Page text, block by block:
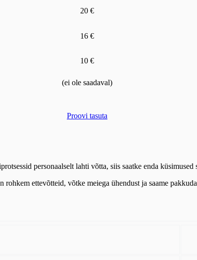
20 €
16 €
10 €
(ei ole saadaval)
Proovi tasuta
personaalselt lahti võtta, siis saatke enda
rohkem ettevõtteid, võtke meiega ühendust ja saame